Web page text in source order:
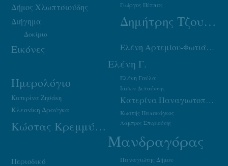
Γιώργος Πέππας
Δήμος Χλωπτσιούδης
Δημήτρης Τζουμάκας
Διήγημα
Δοκίμιο
Εικόνες Ελένη Αρτεμίου-Φωτιάδου
Ελένη Γ.
Ελένη Γούλα
Ημερολόγιο Ιάσων Δεπούντης
Κατερίνα Ζησάκη Κατερίνα Παναγιωτοπούλου
Κλεονίκη Δρούγκα Κωστής Παπακόγκος
Κώστας Κρεμμύδας Λάμπρος Σπυριούνης
Μανδραγόρας
Παναγιώτης Δήμου
Περιοδικό